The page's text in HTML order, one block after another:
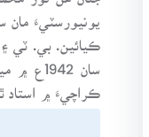
يونيورسٽيءَ
ڪيائين. بي. ٽي
سان
چيئرمين رهيو.